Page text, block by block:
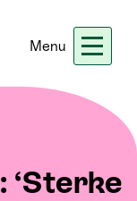
Menu
‘Sterke